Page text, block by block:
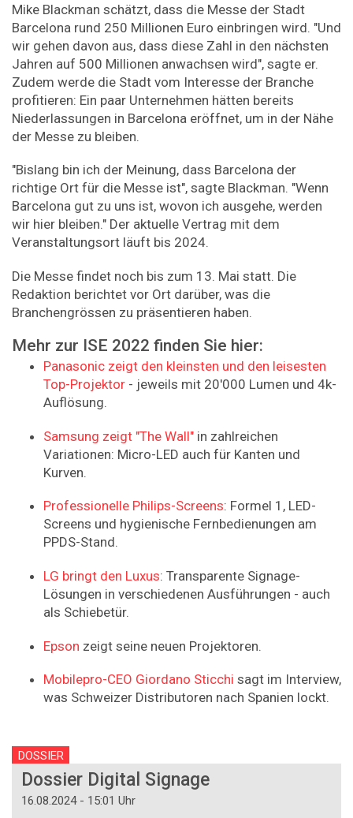
Mike Blackman schätzt, dass die Messe der Stadt
Barcelona rund 250 Millionen Euro einbringen wird. "Und
wir gehen davon aus, dass diese Zahl in den nächsten
Jahren auf 500 Millionen anwachsen wird", sagte er.
Zudem werde die Stadt vom Interesse der Branche
profitieren: Ein paar Unternehmen hätten bereits
Niederlassungen in Barcelona eröffnet, um in der Nähe
der Messe zu bleiben.
"Bislang bin ich der Meinung, dass Barcelona der
richtige Ort für die Messe ist", sagte Blackman. "Wenn
Barcelona gut zu uns ist, wovon ich ausgehe, werden
wir hier bleiben." Der aktuelle Vertrag mit dem
Veranstaltungsort läuft bis 2024.
Die Messe findet noch bis zum 13. Mai statt. Die
Redaktion berichtet vor Ort darüber, was die
Branchengrössen zu präsentieren haben.
Mehr zur ISE 2022 finden Sie hier:
Panasonic zeigt den kleinsten und den leisesten
Top-Projektor - jeweils mit 20'000 Lumen und 4k-
Auflösung.
Samsung zeigt "The Wall" in zahlreichen
Variationen: Micro-LED auch für Kanten und
Kurven.
Professionelle Philips-Screens: Formel 1, LED-
Screens und hygienische Fernbedienungen am
PPDS-Stand.
LG bringt den Luxus: Transparente Signage-
Lösungen in verschiedenen Ausführungen - auch
als Schiebetür.
Epson zeigt seine neuen Projektoren.
Mobilepro-CEO Giordano Sticchi sagt im Interview,
was Schweizer Distributoren nach Spanien lockt.
DOSSIER
Dossier Digital Signage
16.08.2024 - 15:01 Uhr